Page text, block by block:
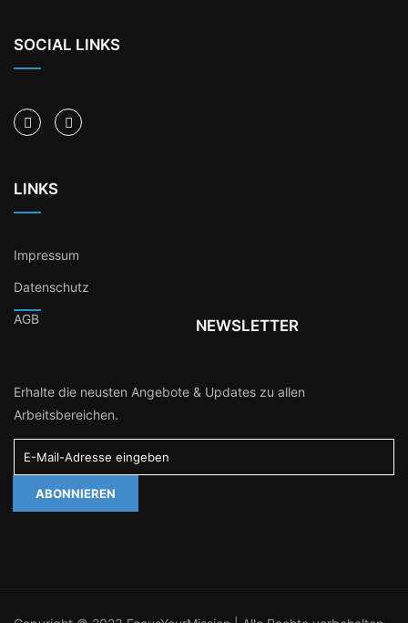
SOCIAL LINKS
LINKS
Impressum
Datenschutz
AGB NEWSLETTER
Erhalte die neusten Angebote & Updates zu allen
Arbeitsbereichen.